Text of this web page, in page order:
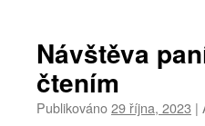
Návštěva
čtením
Publikováno29 října, 2023 |